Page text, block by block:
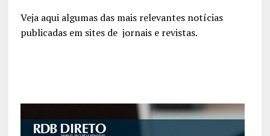
Veja aqui algumas das mais relevantes notícias
publicadas em sites de jornais e revistas.